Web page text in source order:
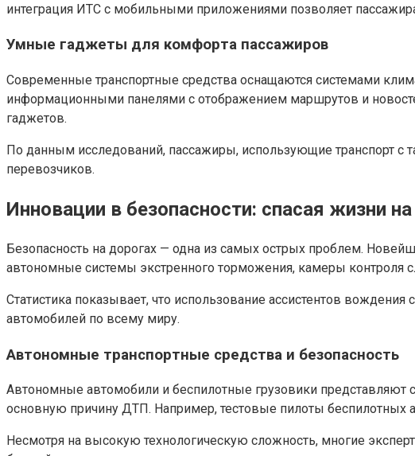
интеграция ИТС с мобильными приложениями позволяет
Умные гаджеты для комфорта пассажиров
Современные транспортные средства оснащаются системами
информационными панелями с отображением маршрутов и
гаджетов.
По данным исследований, пассажиры, использующие транспорт с
перевозчиков.
Инновации в безопасности: спасая жизни
Безопасность на дорогах — одна из самых острых проблем.
автономные системы экстренного торможения, камеры контроля
Статистика показывает, что использование ассистентов
автомобилей по всему миру.
Автономные транспортные средства и безопасность
Автономные автомобили и беспилотные грузовики
основную причину ДТП. Например, тестовые пилоты
Несмотря на высокую технологическую сложность, многие